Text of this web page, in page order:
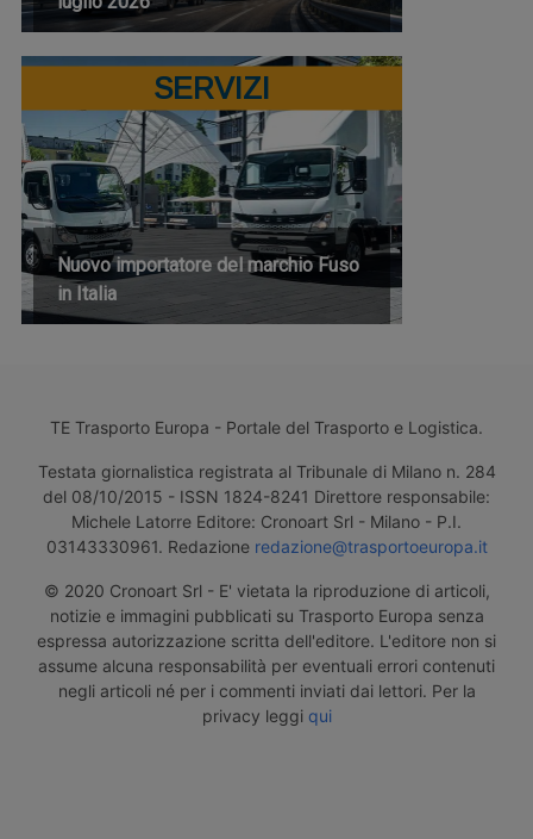
SERVIZI
Nuovo importatore del marchio Fuso
in Italia
TE Trasporto Europa - Portale del Trasporto e Logistica.
Testata giornalistica registrata al Tribunale di Milano n. 284
del 08/10/2015 - ISSN 1824-8241 Direttore responsabile:
Michele Latorre Editore: Cronoart Srl - Milano - P.I.
03143330961. Redazione redazione@trasportoeuropa.it
© 2020 Cronoart Srl - E' vietata la riproduzione di articoli,
notizie e immagini pubblicati su Trasporto Europa senza
espressa autorizzazione scritta dell'editore. L'editore non si
assume alcuna responsabilità per eventuali errori contenuti
negli articoli né per i commenti inviati dai lettori. Per la
privacy leggi qui